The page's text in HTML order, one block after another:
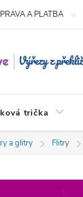
A PLATBA
trička
a glitry Flitry